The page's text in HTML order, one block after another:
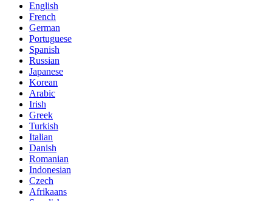
English
French
German
Portuguese
Spanish
Russian
Japanese
Korean
Arabic
Irish
Greek
Turkish
Italian
Danish
Romanian
Indonesian
Czech
Afrikaans